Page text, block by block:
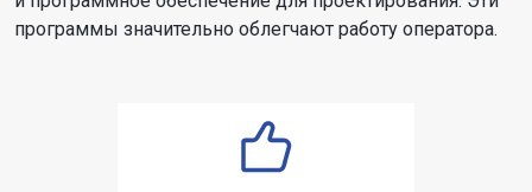
программы значительно облегчают работу оператора.